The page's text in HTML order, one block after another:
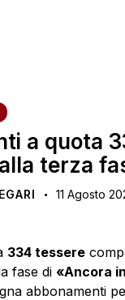
a quota
terza
11 Agosto
334 tessere
fase di «Ancora
abbonamenti